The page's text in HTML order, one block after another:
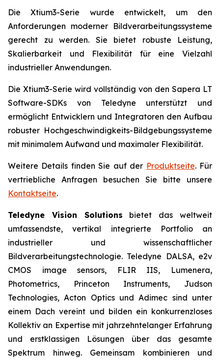
Die Xtium3-Serie wurde entwickelt, um den
Anforderungen moderner Bildverarbeitungssysteme
gerecht zu werden. Sie bietet robuste Leistung,
Skalierbarkeit und Flexibilität für eine Vielzahl
industrieller Anwendungen.
Die Xtium3-Serie wird vollständig von den Sapera LT
Software-SDKs von Teledyne unterstützt und
ermöglicht Entwicklern und Integratoren den Aufbau
robuster Hochgeschwindigkeits-Bildgebungssysteme
mit minimalem Aufwand und maximaler Flexibilität.
Weitere Details finden Sie auf der Produktseite. Für
vertriebliche Anfragen besuchen Sie bitte unsere
Kontaktseite.
Teledyne Vision Solutions bietet das weltweit
umfassendste, vertikal integrierte Portfolio an
industrieller und wissenschaftlicher
Bildverarbeitungstechnologie. Teledyne DALSA, e2v
CMOS image sensors, FLIR IIS, Lumenera,
Photometrics, Princeton Instruments, Judson
Technologies, Acton Optics und Adimec sind unter
einem Dach vereint und bilden ein konkurrenzloses
Kollektiv an Expertise mit jahrzehntelanger Erfahrung
und erstklassigen Lösungen über das gesamte
Spektrum hinweg. Gemeinsam kombinieren und